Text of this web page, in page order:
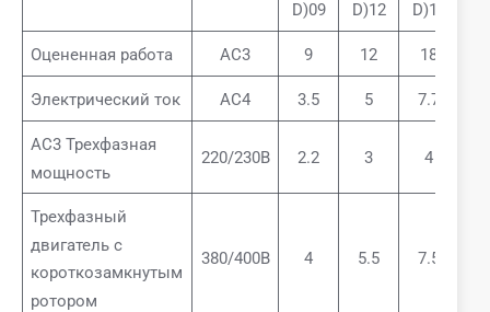
D)09 D)12 D)18
Оцененная работа АС3 9 12 18
Электрический ток АС4 3.5 5 7.7
AC3 Трехфазная
мощность
220/230В 2.2 3 4
Трехфазный
двигатель с
короткозамкнутым
ротором
380/400В 4 5.5 7.5